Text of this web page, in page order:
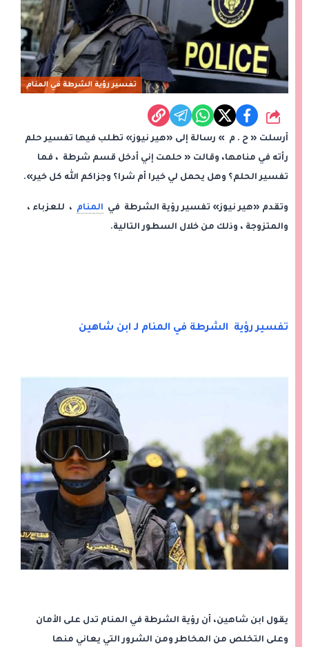
تفسير رؤية الشرطة في المنام
شارك
أرسلت « ح . م » رسالة إلى «هير نيوز» تطلب فيها تفسير حلم
رأته في منامها، وقالت « حلمت إني أدخل قسم شرطة ، فما
تفسير الحلم؟ وهل يحمل لي خيرا أم شرا؟ وجزاكم الله كل خير».
وتقدم «هير نيوز» تفسير رؤية الشرطة في المنام ، للعزباء ،
والمتزوجة ، وذلك من خلال السطور التالية.
تفسير رؤية الشرطة في المنام لـ ابن شاهين
يقول ابن شاهين، أن رؤية الشرطة في المنام تدل على الأمان
وعلى التخلص من المخاطر ومن الشرور التي يعاني منها